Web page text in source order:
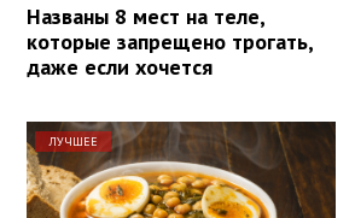
Названы 8 мест на теле,
которые запрещено трогать,
даже если хочется
ЛУЧШЕЕ